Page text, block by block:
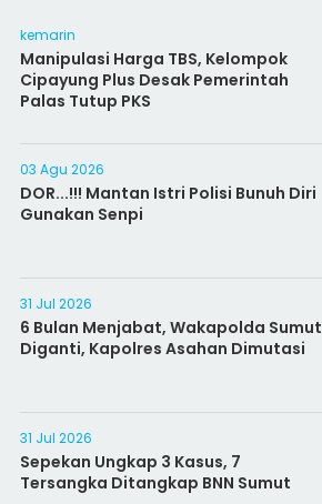
kemarin
Manipulasi Harga TBS, Kelompok
Cipayung Plus Desak Pemerintah
Palas Tutup PKS
03 Agu 2026
DOR...!!! Mantan Istri Polisi Bunuh Diri
Gunakan Senpi
31 Jul 2026
6 Bulan Menjabat, Wakapolda Sumut
Diganti, Kapolres Asahan Dimutasi
31 Jul 2026
Sepekan Ungkap 3 Kasus, 7
Tersangka Ditangkap BNN Sumut